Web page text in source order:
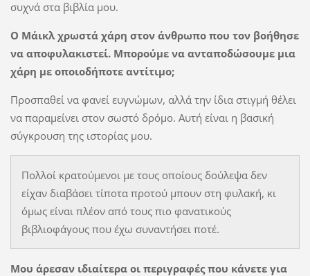
συχνά στα βιβλία μου.
Ο Μάικλ χρωστά χάρη στον άνθρωπο που τον βοήθησε
να αποφυλακιστεί. Μπορούμε να ανταποδώσουμε μια
χάρη με οποιοδήποτε αντίτιμο;
Προσπαθεί να φανεί ευγνώμων, αλλά την ίδια στιγμή θέλει
να παραμείνει στον σωστό δρόμο. Αυτή είναι η βασική
σύγκρουση της ιστορίας μου.
Πολλοί κρατούμενοι με τους οποίους δούλεψα δεν
είχαν διαβάσει τίποτα προτού μπουν στη φυλακή, κι
όμως είναι πλέον από τους πιο φανατικούς
βιβλιοφάγους που έχω συναντήσει ποτέ.
Μου άρεσαν ιδιαίτερα οι περιγραφές που κάνετε για